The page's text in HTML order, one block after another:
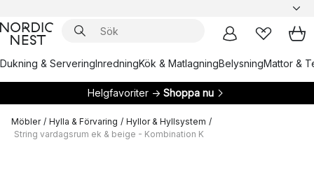
Dukning & ServeringInredningKök & MatlagningBelysningMattor &
Helgfavoriter → Shoppa nu
Möbler / Hylla & Förvaring / Hyllor & Hyllsystem /
String vardagsrum ek & beige - Kombination K